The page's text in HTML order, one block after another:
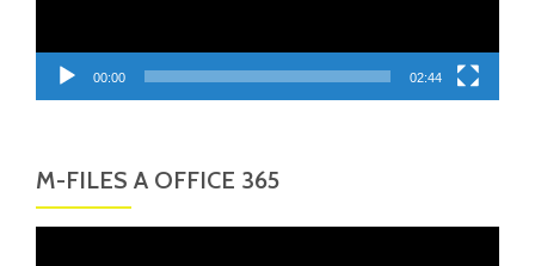
00:00 02:44
M-FILES A OFFICE 365